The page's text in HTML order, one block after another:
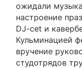
ожидали
настроение
DJ-cet и
Кульминацией
вручение
студотрядов